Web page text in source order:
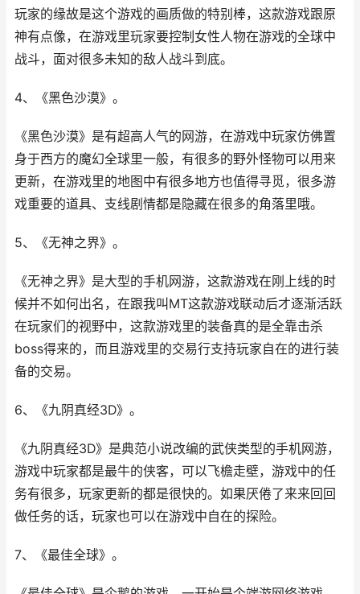
玩家的缘故是这个游戏的画质做的特别棒，这款游戏跟原
神有点像，在游戏里玩家要控制女性人物在游戏的全球中
战斗，面对很多未知的敌人战斗到底。
4、《黑色沙漠》。
《黑色沙漠》是有超高人气的网游，在游戏中玩家仿佛置
身于西方的魔幻全球里一般，有很多的野外怪物可以用来
更新，在游戏里的地图中有很多地方也值得寻觅，很多游
戏重要的道具、支线剧情都是隐藏在很多的角落里哦。
5、《无神之界》。
《无神之界》是大型的手机网游，这款游戏在刚上线的时
候并不如何出名，在跟我叫MT这款游戏联动后才逐渐活跃
在玩家们的视野中，这款游戏里的装备真的是全靠击杀
boss得来的，而且游戏里的交易行支持玩家自在的进行装
备的交易。
6、《九阴真经3D》。
《九阴真经3D》是典范小说改编的武侠类型的手机网游，
游戏中玩家都是最牛的侠客，可以飞檐走壁，游戏中的任
务有很多，玩家更新的都是很快的。如果厌倦了来来回回
做任务的话，玩家也可以在游戏中自在的探险。
7、《最佳全球》。